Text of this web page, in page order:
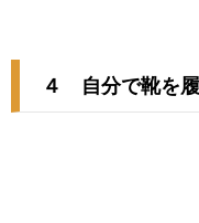
４ 自分で靴を履